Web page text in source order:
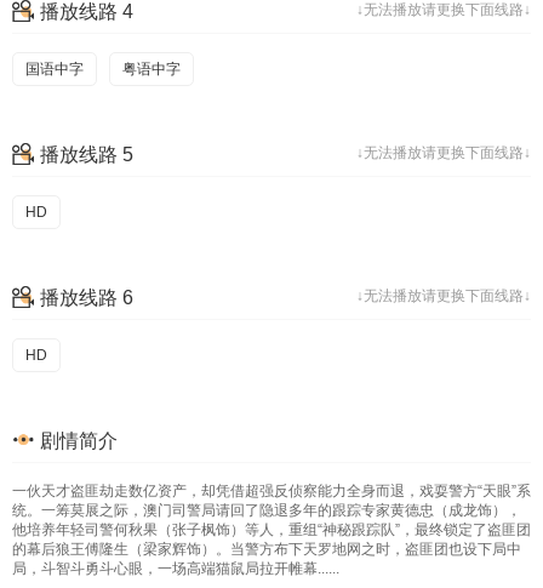
↓无法播放请更换下面线路↓
播放线路 4
国语中字 粤语中字
↓无法播放请更换下面线路↓
播放线路 5
HD
↓无法播放请更换下面线路↓
播放线路 6
HD
剧情简介
一伙天才盗匪劫走数亿资产，却凭借超强反侦察能力全身而退，戏耍警方“天眼”系
统。一筹莫展之际，澳门司警局请回了隐退多年的跟踪专家黄德忠（成龙饰），
他培养年轻司警何秋果（张子枫饰）等人，重组“神秘跟踪队”，最终锁定了盗匪团
的幕后狼王傅隆生（梁家辉饰）。当警方布下天罗地网之时，盗匪团也设下局中
局，斗智斗勇斗心眼，一场高端猫鼠局拉开帷幕......